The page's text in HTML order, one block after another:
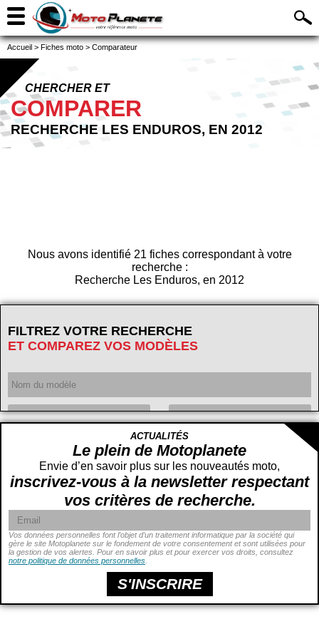
Accueil > Fiches moto > Comparateur
CHERCHER ET
COMPARER
RECHERCHE LES ENDUROS, EN 2012
Nous avons identifié 21 fiches correspondant à votre
recherche :
Recherche Les Enduros, en 2012
FILTREZ VOTRE RECHERCHE
ET COMPAREZ VOS MODÈLES
Cylindrée
cc
Puissance
ch -
Prix
cm -
ACTUALITÉS
Le plein de Motoplanete
Envie d’en savoir plus sur les nouveautés moto,
inscrivez-vous à la newsletter respectant
vos critères de recherche.
Vos données personnelles font l’objet d’un traitement informatique par la société qui
gère le site Motoplanete sur le fondement de votre consentement et sont utilisées pour
la gestion de vos alertes. Pour en savoir plus et pour exercer vos droits, consultez
notre politique de données personnelles
S'INSCRIRE